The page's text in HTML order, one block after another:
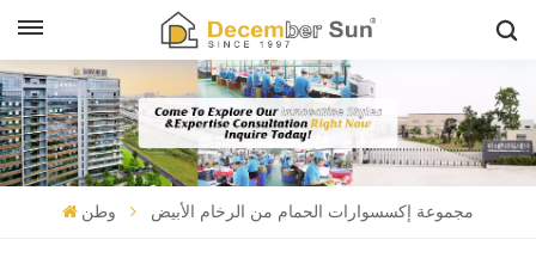
وطن مجموعة إكسسوارات الحمام من الرخام الأبيض